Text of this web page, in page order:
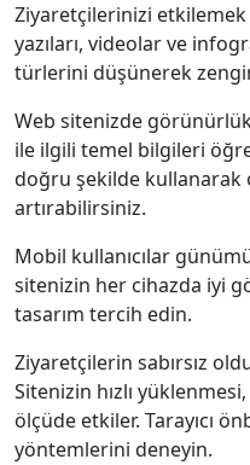
Ziyaretçilerinizi
yazıları, videolar ve
türlerini düşünerek
Web sitenizde
ile ilgili temel bilgileri
doğru şekilde
artırabilirsiniz.
Mobil kullanıcılar
sitenizin her cihazda iyi
tasarım tercih edin.
Ziyaretçilerin sabırsız
Sitenizin hızlı
ölçüde etkiler. Tarayıcı
yöntemlerini deneyin.